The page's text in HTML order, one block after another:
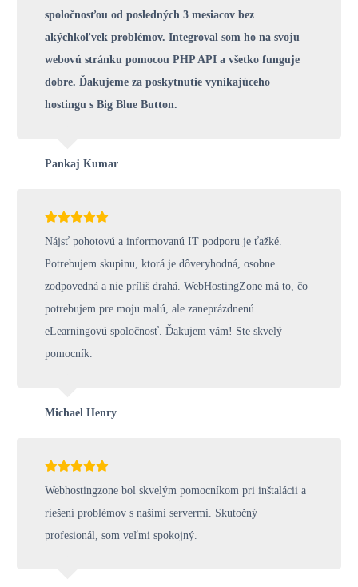
spoločnosťou od posledných 3 mesiacov bez
akýchkoľvek problémov. Integroval som ho na svoju
webovú stránku pomocou PHP API a všetko funguje
dobre. Ďakujeme za poskytnutie vynikajúceho
hostingu s Big Blue Button.
Pankaj Kumar
Nájsť pohotovú a informovanú IT podporu je ťažké.
Potrebujem skupinu, ktorá je dôveryhodná, osobne
zodpovedná a nie príliš drahá. WebHostingZone má to, čo
potrebujem pre moju malú, ale zaneprázdnenú
eLearningovú spoločnosť. Ďakujem vám! Ste skvelý
pomocník.
Michael Henry
Webhostingzone bol skvelým pomocníkom pri inštalácii a
riešení problémov s našimi servermi. Skutočný
profesionál, som veľmi spokojný.